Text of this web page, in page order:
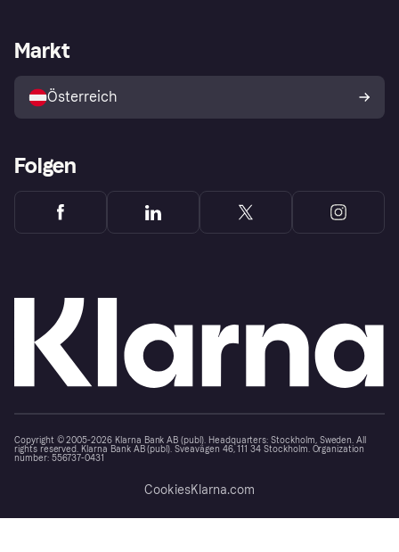
Shops entdecken
Händlerportal
Markt
Österreich
Folgen
Copyright © 2005-2026 Klarna Bank AB (publ). Headquarters: Stockholm, Sweden. All
rights reserved. Klarna Bank AB (publ). Sveavägen 46, 111 34 Stockholm. Organization
number: 556737-0431
CookiesKlarna.com